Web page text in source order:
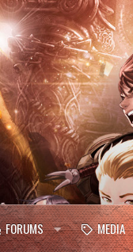
FORUMS MEDIA